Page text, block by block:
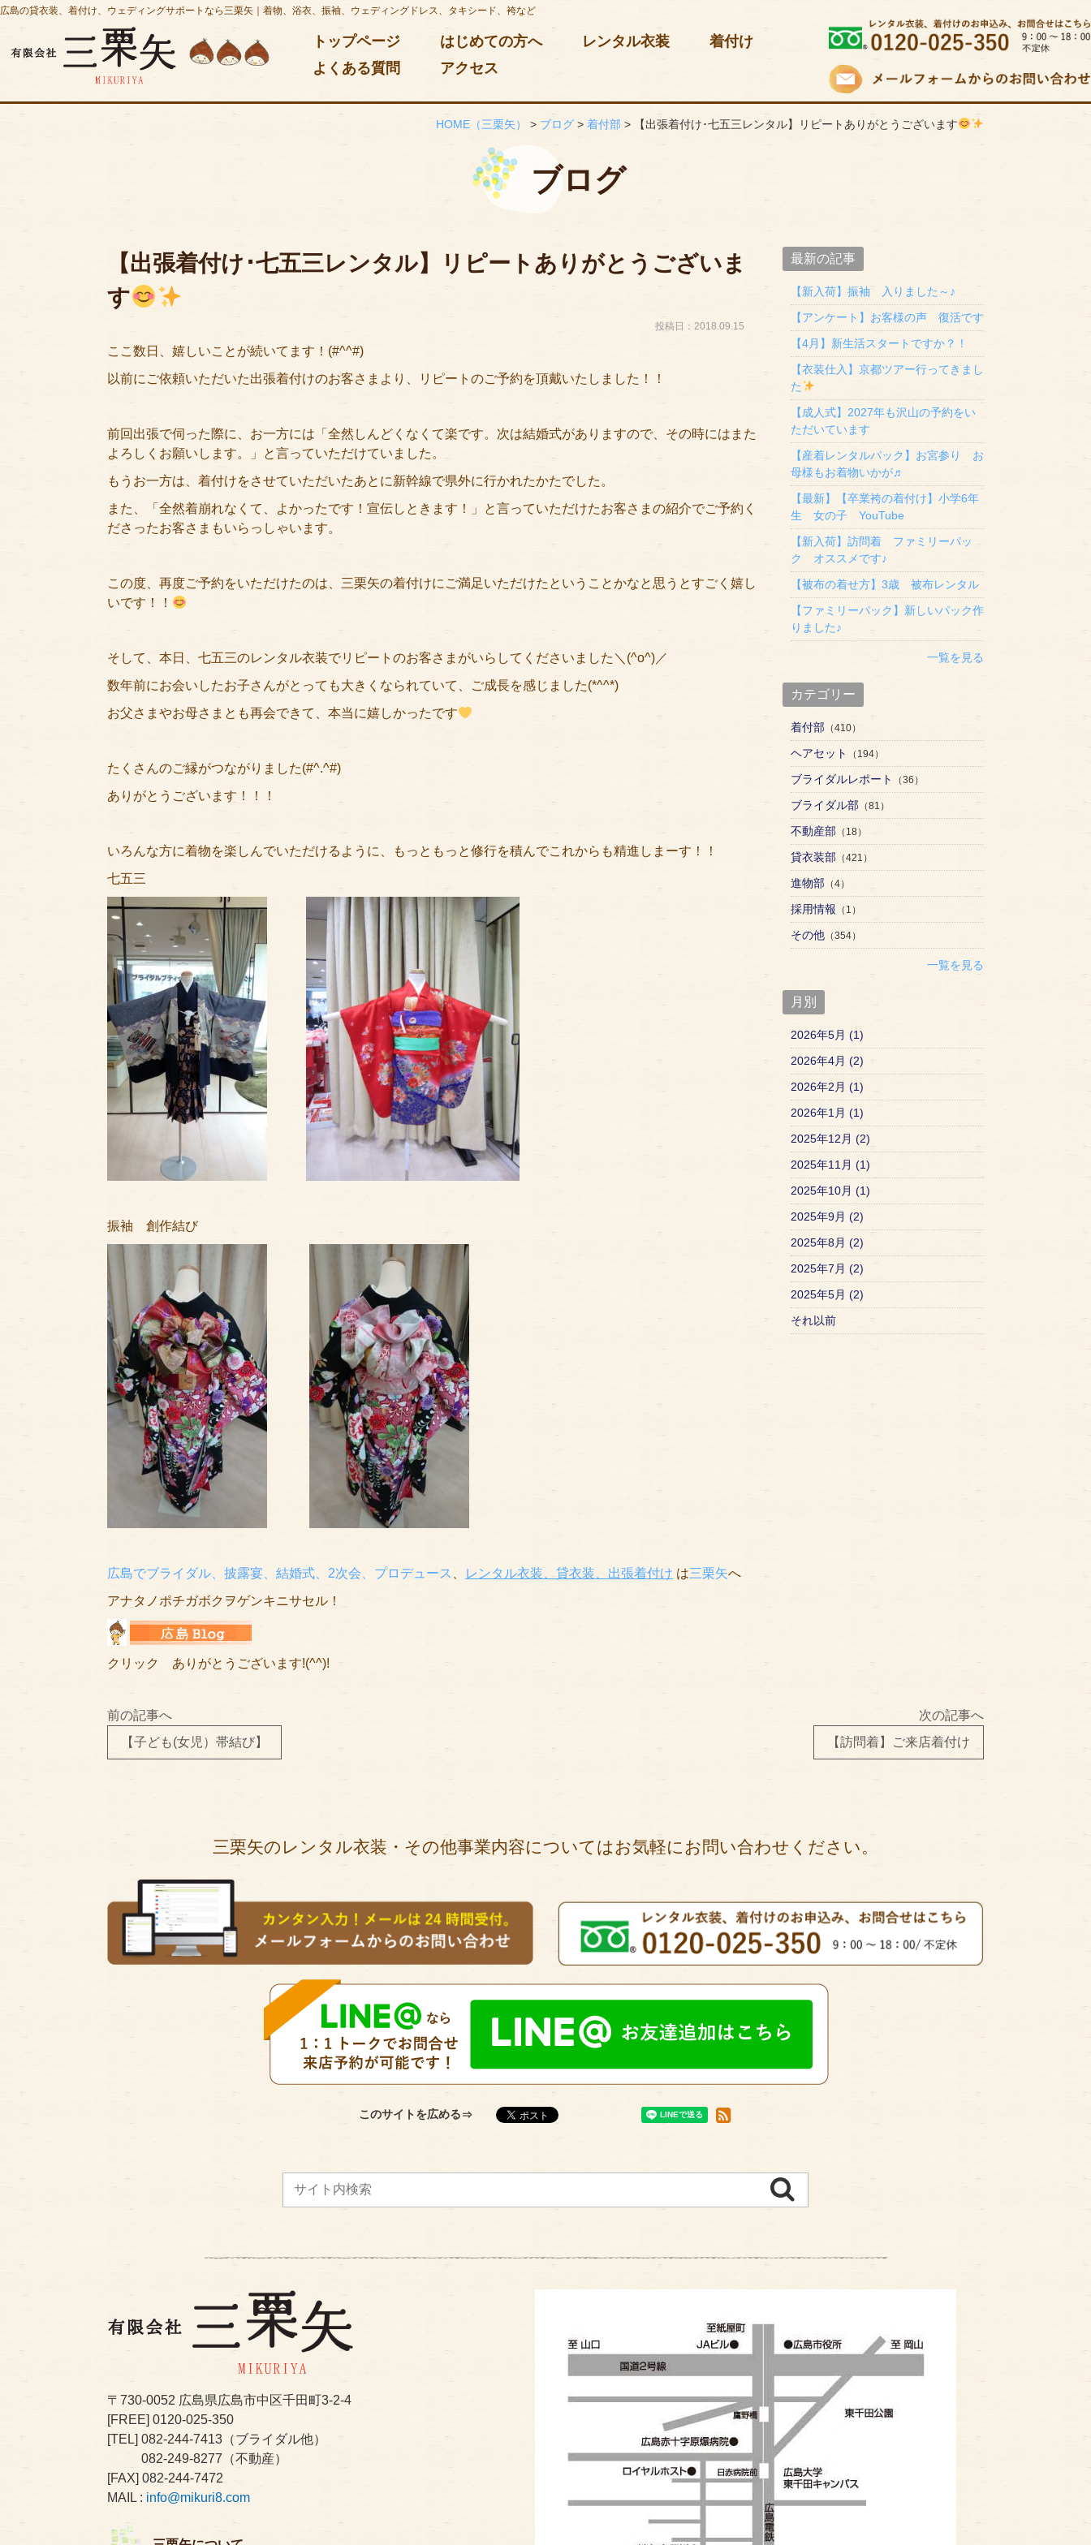
広島の貸衣装、着付け、ウェディングサポートなら三栗矢｜着物、浴衣、振袖、ウェディングドレス、タキシード、袴など
トップページ はじめての方へ レンタル衣装
着付け
よくある質問
アクセス
HOME （三栗矢） > ブログ >着付部 > 【出張着付け･七五三レンタル】リピートありがとうございます
ブログ
【出張着付け･七五三レンタル】リピートありがとうございま
す
投稿日：2018.09.15
ここ数日、嬉しいことが続いてます！(#^^#)
以前にご依頼いただいた出張着付けのお客さまより、リピートのご予約を頂戴いたしました！！
前回出張で伺った際に、お一方には「全然しんどくなくて楽です。次は結婚式がありますので、その時にはまた
よろしくお願いします。」と言っていただけていました。
もうお一方は、着付けをさせていただいたあとに新幹線で県外に行かれたかたでした。
また、「全然着崩れなくて、よかったです！宣伝しときます！」と言っていただけたお客さまの紹介でご予約く
ださったお客さまもいらっしゃいます。
この度、再度ご予約をいただけたのは、三栗矢の着付けにご満足いただけたということかなと思うとすごく嬉し
いです！！
そして、本日、七五三のレンタル衣装でリピートのお客さまがいらしてくださいました＼(^o^)／
数年前にお会いしたお子さんがとっても大きくなられていて、ご成長を感じました(*^^*)
お父さまやお母さまとも再会できて、本当に嬉しかったです
たくさんのご縁がつながりました(#^.^#)
ありがとうございます！！！
いろんな方に着物を楽しんでいただけるように、もっともっと修行を積んでこれからも精進しまーす！！
七五三
振袖 創作結び
広島でブライダル、披露宴、結婚式、2次会、プロデュース レンタル衣装、貸衣装 、出張着付け は三栗矢へ
アナタノポチガボクヲゲンキニサセル！
クリック ありがとうございます!(^^)!
最新の記事
【新入荷】振袖 入りました～♪
【アンケート】お客様の声 復活です
【4月】新生活スタートですか？！
【衣装仕入】京都ツアー行ってきまし
た
【成人式】2027年も沢山の予約をい
ただいています
【産着レンタルパック】お宮参り お
母様もお着物いかが♬
【最新】【卒業袴の着付け】小学6年
生 女の子 YouTube
【新入荷】訪問着 ファミリーパッ
ク オススメです♪
【被布の着せ方】3歳 被布レンタル
【ファミリーパック】新しいパック作
りました♪
一覧を見る
カテゴリー
着付部（410）
ヘアセット （194）
ブライダルレポート （36）
ブライダル部（81）
不動産部（18）
貸衣装部（421）
進物部（4）
採用情報 （1）
その他（354）
一覧を見る
月別
2026年5月 (1)
2026年4月 (2)
2026年2月 (1)
2026年1月 (1)
2025年12月 (2)
2025年11月 (1)
2025年10月 (1)
2025年9月 (2)
2025年8月 (2)
2025年7月 (2)
2025年5月 (2)
それ以前
前の記事へ
【子ども(女児）帯結び】
次の記事へ
【訪問着】ご来店着付け
三栗矢のレンタル衣装・その他事業内容についてはお気軽にお問い合わせください。
このサイトを広める
〒730-0052 広島県広島市中区千田町3-2-4
[FREE] 0120-025-350
[TEL] 082-244-7413 （ブライダル他）
082-249-8277 （不動産）
[FAX] 082-244-7472
MAIL : info@mikuri8.com